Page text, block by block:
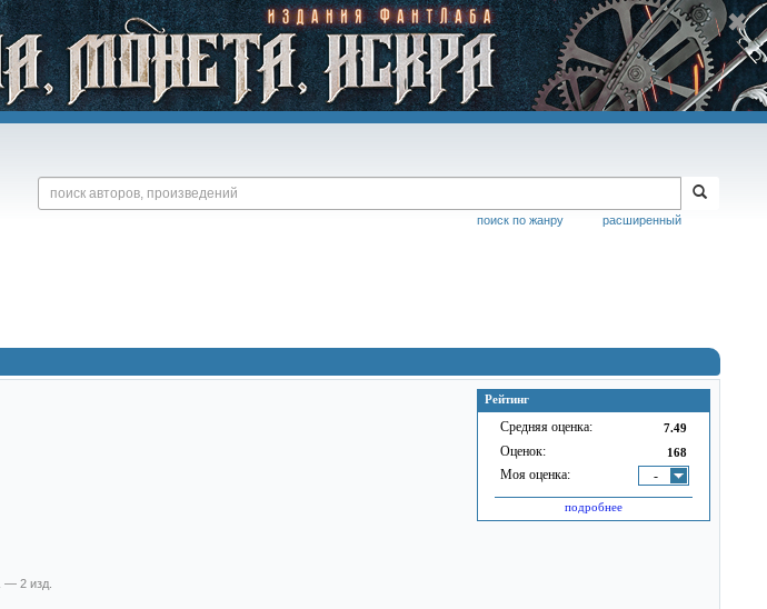
расширенный
поиск по жанру
Рейтинг
Средняя оценка: 7.49
Оценок: 168
Моя оценка: -
подробнее
— 2 изд.